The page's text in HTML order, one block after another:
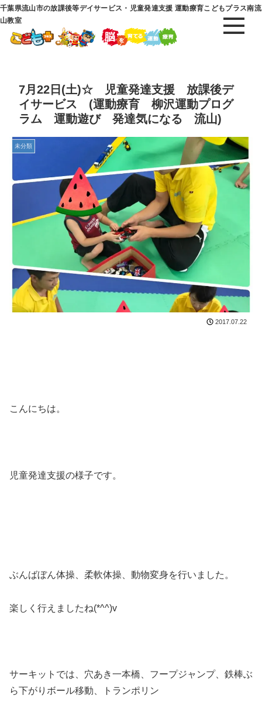
千葉県流山市の放課後等デイサービス・児童発達支援 運動療育こどもプラス南流
山教室
7月22日(土)☆ 児童発達支援 放課後デ
イサービス (運動療育 柳沢運動プログ
ラム 運動遊び 発達気になる 流山)
未分類
2017.07.22
こんにちは。
児童発達支援の様子です。
ぶんばぼん体操、柔軟体操、動物変身を行いました。
楽しく行えましたね(*^^)v
サーキットでは、穴あき一本橋、フープジャンプ、鉄棒ぶ
ら下がりボール移動、トランポリン